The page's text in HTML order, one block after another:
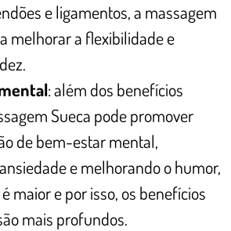
e ligamentos, a massagem
melhorar a flexibilidade e
: além dos benefícios
Sueca pode promover
de bem-estar mental,
e melhorando o humor,
maior e por isso, os benefícios
mais profundos.